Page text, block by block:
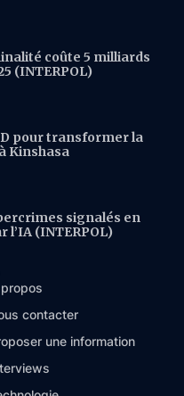
coûte 5 milliards
(INTERPOL)
pour transformer la
Kinshasa
signalés en
l’IA (INTERPOL)
contacter
une information